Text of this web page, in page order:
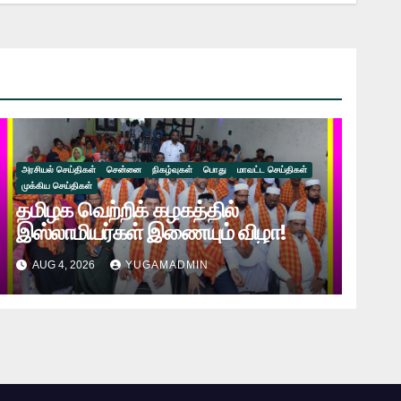
அரசியல் செய்திகள் சென்னை நிகழ்வுகள் பொது
மாவட்ட செய்திகள்
முக்கிய செய்திகள்
தமிழக வெற்றிக் கழகத்தில்
இஸ்லாமியர்கள் இணையும் விழா!
AUG 4, 2026 YUGAMADMIN